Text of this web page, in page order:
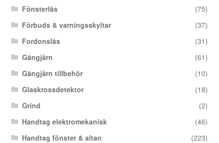
Fönsterlås
(75)
Förbuds & varningsskyltar
(37)
Fordonslås
(31)
Gångjärn
(61)
Gångjärn tillbehör
(10)
Glaskrossdetektor
(18)
Grind
(2)
Handtag elektromekanisk
(46)
Handtag fönster & altan
(223)